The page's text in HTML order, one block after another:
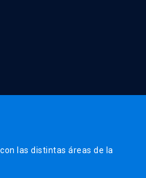
las distintas áreas de la